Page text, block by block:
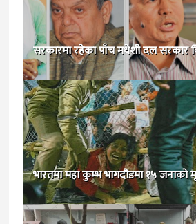
सरकारमा रहेका पाँच मधेशी दल सरकार
भारतमा महा कुम्भ भागदौडमा १५ जनाको